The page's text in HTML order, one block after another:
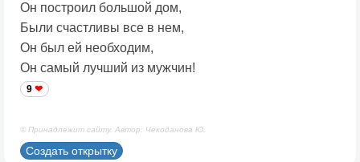
Он построил большой дом,
Были счастливы все в нем,
Он был ей необходим,
Он самый лучший из мужчин!
9
© Принадлежит сайту. Автор: Чекоданова Ю.
Создать открытку